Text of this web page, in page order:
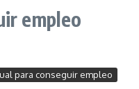
empleo
para conseguir empleo